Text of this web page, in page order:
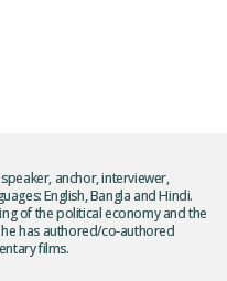
anchor, interviewer,
English, Bangla and Hindi.
of the political economy and the
has authored/co-authored
films.